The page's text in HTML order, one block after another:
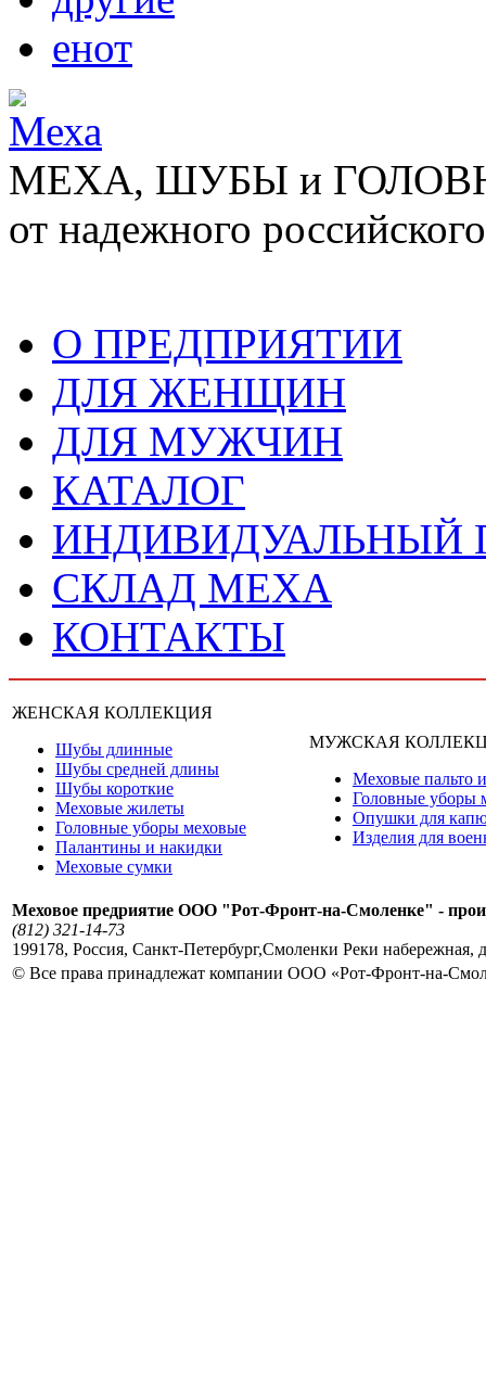
енот
МЕХА, ШУБЫ и
от надежного
О ПРЕДПРИЯТИИ
ДЛЯ ЖЕНЩИН
ДЛЯ МУЖЧИН
КАТАЛОГ
ИНДИВИДУАЛЬНЫЙ
СКЛАД МЕХА
КОНТАКТЫ
ЖЕНСКАЯ КОЛЛЕКЦИЯ
Шубы длинные
Шубы средней длины
Шубы короткие
Меховые жилеты
Головные уборы меховые
Палантины и накидки
Меховые сумки
МУЖСКАЯ
Меховые пальто
Головные уборы
Опушки для
Изделия для
Меховое предриятие ООО "Рот-Фронт-на-Смоленке" -
(812) 321-14-73
199178, Россия, Санкт-Петербург,Смоленки Реки набережная,
© Все права принадлежат компании ООО «Рот-Фронт-на-